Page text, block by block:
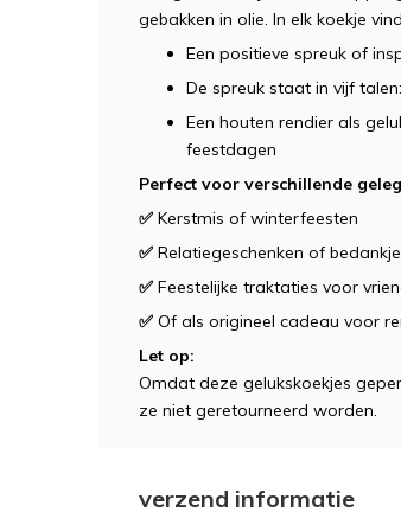
gebakken in olie. In elk koekje
Een positieve spreuk of
De spreuk staat in vijf
Een houten rendier als
feestdagen
Perfect voor verschillende
✅ Kerstmis of winterfeesten
✅ Relatiegeschenken of
✅ Feestelijke traktaties voor
✅ Of als origineel cadeau voor
Let op:
Omdat deze gelukskoekjes
ze niet geretourneerd worden.
verzend informatie